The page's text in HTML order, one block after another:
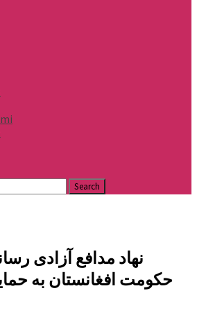
نهاد مدافع آزادی
حکومت افغانستان به